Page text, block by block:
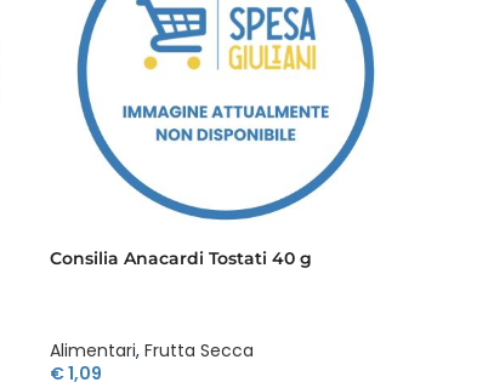
Consilia Anacardi Tostati 40 g
Alimentari, Frutta Secca
€1,09